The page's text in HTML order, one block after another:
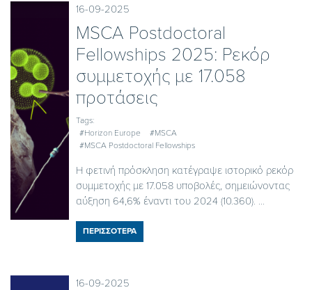
16-09-2025
MSCA Postdoctoral
Fellowships 2025: Ρεκόρ
συμμετοχής με 17.058
προτάσεις
Tags:
#Horizon Europe
#MSCA
#MSCA Postdoctoral Fellowships
Η φετινή πρόσκληση κατέγραψε ιστορικό ρεκόρ
συμμετοχής με 17.058 υποβολές, σημειώνοντας
αύξηση 64,6% έναντι του 2024 (10.360). ...
ΠΕΡΙΣΣΟΤΕΡΑ
16-09-2025